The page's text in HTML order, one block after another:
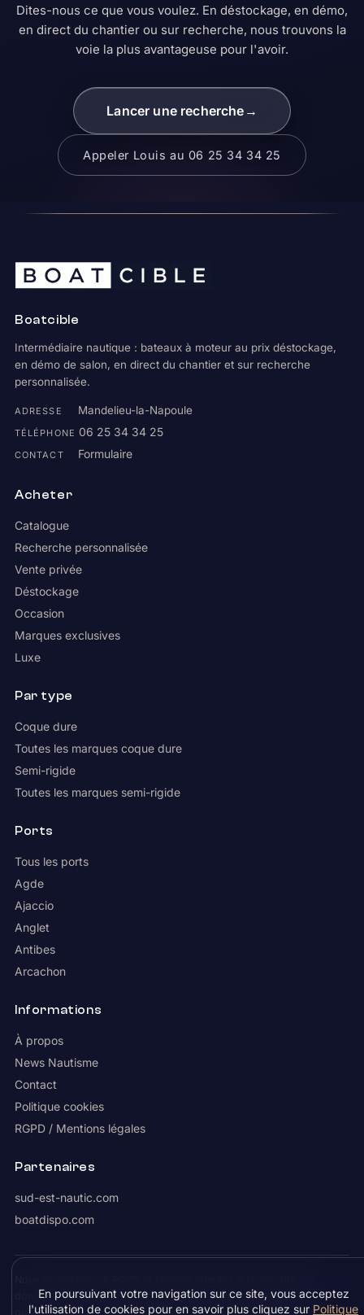
En poursuivant votre navigation sur ce site, vous acceptez
l'utilisation de cookies pour en savoir plus cliquez sur Politique
Dites-nous ce que vous voulez. En déstockage, en démo,
en direct du chantier ou sur recherche, nous trouvons la
voie la plus avantageuse pour l'avoir.
Lancer une recherche →
Appeler Louis au 06 25 34 34 25
Boatcible
Intermédiaire nautique : bateaux à moteur au prix déstockage,
en démo de salon, en direct du chantier et sur recherche
personnalisée.
ADRESSE Mandelieu-la-Napoule
TÉLÉPHONE 06 25 34 34 25
CONTACT Formulaire
Acheter
Catalogue
Recherche personnalisée
Vente privée
Déstockage
Occasion
Marques exclusives
Luxe
Par type
Coque dure
Toutes les marques coque dure
Semi-rigide
Toutes les marques semi-rigide
Ports
Tous les ports
Agde
Ajaccio
Anglet
Antibes
Arcachon
Informations
À propos
News Nautisme
Contact
Politique cookies
RGPD / Mentions légales
Partenaires
sud-est-nautic.com
boatdispo.com
données. Les coordonnées demandées sur Boatcible ne servent
qu'à vous contacter : aucune vente à un tiers n'est effectuée.